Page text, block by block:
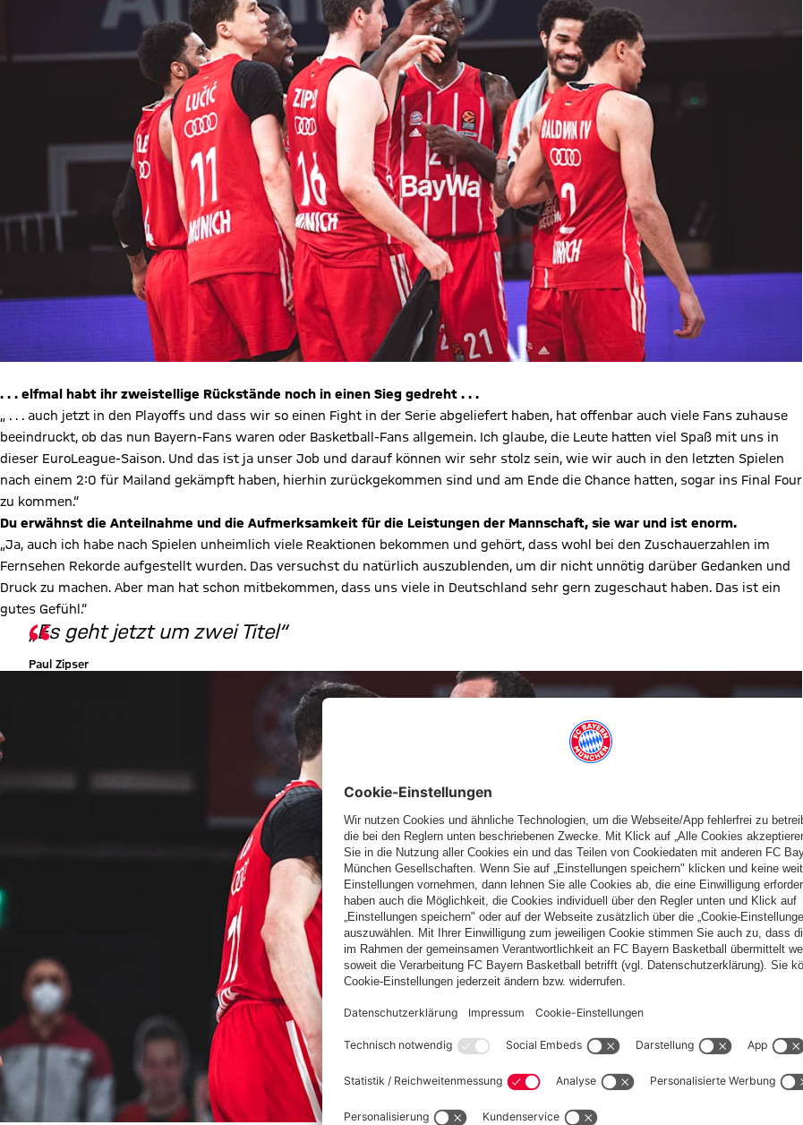
. . . elfmal habt ihr zweistellige Rückstände noch in einen Sieg gedreht . . .
„ . . . auch jetzt in den Playoffs und dass wir so einen Fight in der Serie abgeliefert haben, hat offenbar auch viele Fans zuhause
beeindruckt, ob das nun Bayern-Fans waren oder Basketball-Fans allgemein. Ich glaube, die Leute hatten viel Spaß mit uns in
dieser EuroLeague-Saison. Und das ist ja unser Job und darauf können wir sehr stolz sein, wie wir auch in den letzten Spielen
nach einem 2:0 für Mailand gekämpft haben, hierhin zurückgekommen sind und am Ende die Chance hatten, sogar ins Final Four
zu kommen.“
Du erwähnst die Anteilnahme und die Aufmerksamkeit für die Leistungen der Mannschaft, sie war und ist enorm.
„Ja, auch ich habe nach Spielen unheimlich viele Reaktionen bekommen und gehört, dass wohl bei den Zuschauerzahlen im
Fernsehen Rekorde aufgestellt wurden. Das versuchst du natürlich auszublenden, um dir nicht unnötig darüber Gedanken und
Druck zu machen. Aber man hat schon mitbekommen, dass uns viele in Deutschland sehr gern zugeschaut haben. Das ist ein
gutes Gefühl.“
„Es geht jetzt um zwei Titel“
Paul Zipser